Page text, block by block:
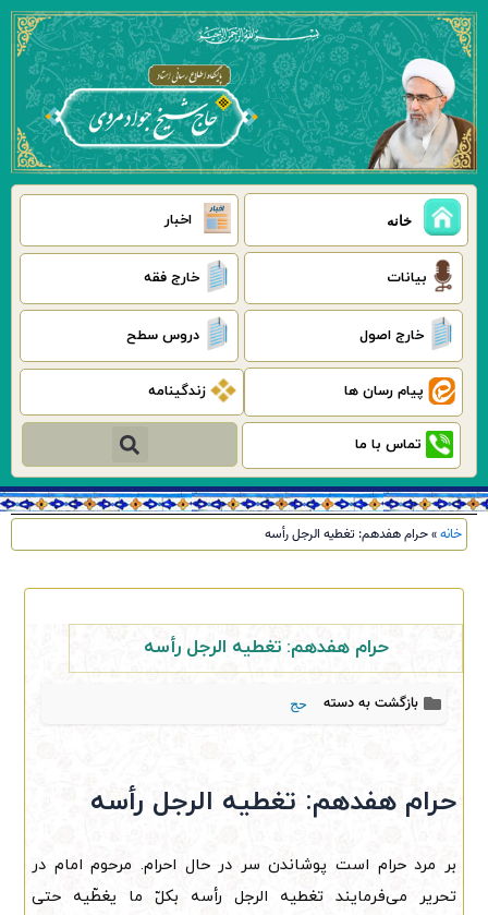
پرش
محتوا
خانه اخبار
بیانات خارج فقه
خارج اصول دروس سطح
پیام رسان ها زندگینامه
تماس با ما جستجو
خانه»حرام هفدهم: تغطیه الرجل رأسه
حرام هفدهم: تغطیه الرجل رأسه
بازگشت به دسته حج
حرام هفدهم: تغطیه الرجل رأسه
بر مرد حرام است پوشاندن سر در حال احرام. مرحوم امام در
تحریر می‌فرمایند تغطیه الرجل رأسه بکلّ ما یغطّیه حتی